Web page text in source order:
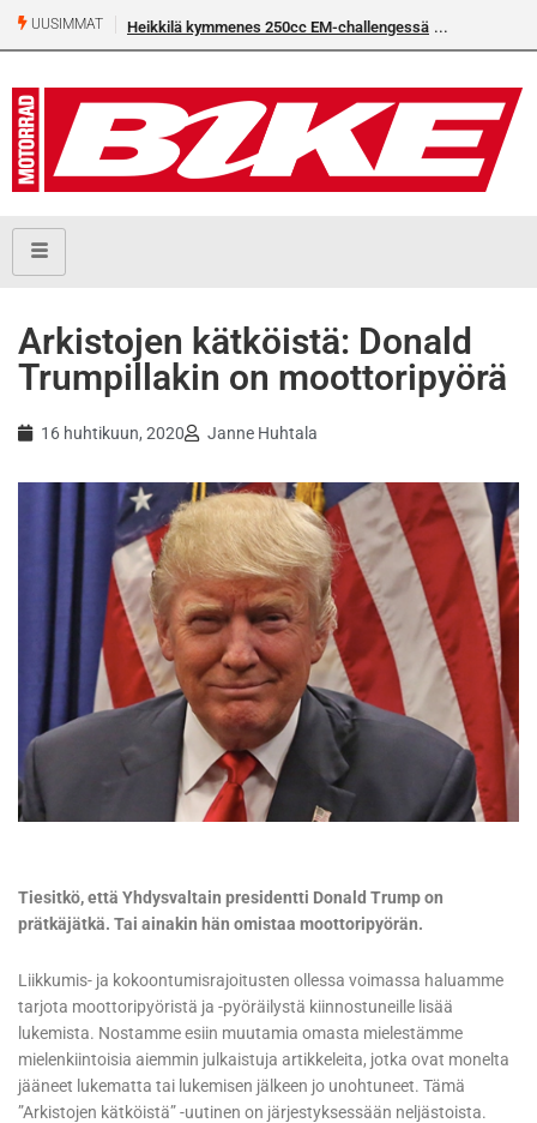
UUSIMMAT Heikkilä kymmenes 250cc EM-challengessä
Arkistojen kätköistä: Donald
Trumpillakin on moottoripyörä
16 huhtikuun, 2020 Janne Huhtala
Tiesitkö, että Yhdysvaltain presidentti Donald Trump on
prätkäjätkä. Tai ainakin hän omistaa moottoripyörän.
Liikkumis- ja kokoontumisrajoitusten ollessa voimassa haluamme
tarjota moottoripyöristä ja -pyöräilystä kiinnostuneille lisää
lukemista. Nostamme esiin muutamia omasta mielestämme
mielenkiintoisia aiemmin julkaistuja artikkeleita, jotka ovat monelta
jääneet lukematta tai lukemisen jälkeen jo unohtuneet. Tämä
”Arkistojen kätköistä” -uutinen on järjestyksessään neljästoista.